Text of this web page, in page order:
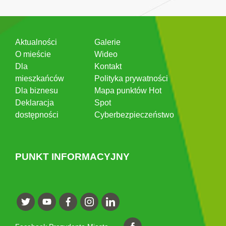
Aktualności
O mieście
Dla
mieszkańców
Dla biznesu
Deklaracja
dostępności
Galerie
Wideo
Kontakt
Polityka prywatności
Mapa punktów Hot
Spot
Cyberbezpieczeństwo
PUNKT INFORMACYJNY